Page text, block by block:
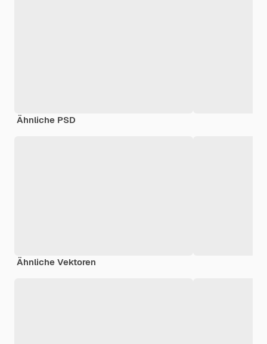
Ähnliche PSD
Ähnliche Vektoren